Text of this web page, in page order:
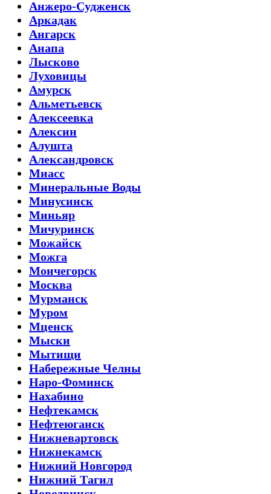
Анжеро-Судженск
Аркадак
Ангарск
Анапа
Лысково
Луховицы
Амурск
Альметьевск
Алексеевка
Алексин
Алушта
Александровск
Миасс
Минеральные Воды
Минусинск
Миньяр
Мичуринск
Можайск
Можга
Мончегорск
Москва
Мурманск
Муром
Мценск
Мыски
Мытищи
Набережные Челны
Наро-Фоминск
Нахабино
Нефтекамск
Нефтеюганск
Нижневартовск
Нижнекамск
Нижний Новгород
Нижний Тагил